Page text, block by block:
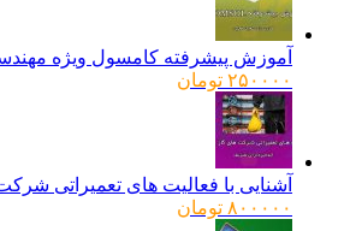
آموزش پیشرفته کامسول ویژه مهندسین
۲۵۰۰۰۰ تومان
آشنایی با فعالیت های تعمیراتی شرکت
۸۰۰۰۰۰ تومان